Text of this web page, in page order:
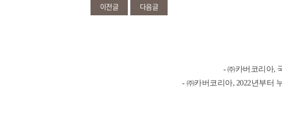
이전글 다음글
-㈜카버코리아,
- ㈜카버코리아, 2022년부터